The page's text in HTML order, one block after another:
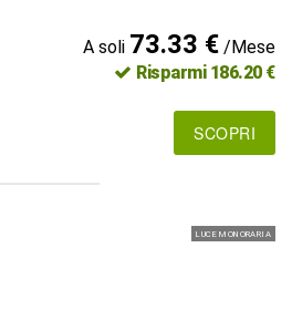
A soli 73.33 €/Mese
Risparmi 186.20 €
SCOPRI
LUCE MONORARIA